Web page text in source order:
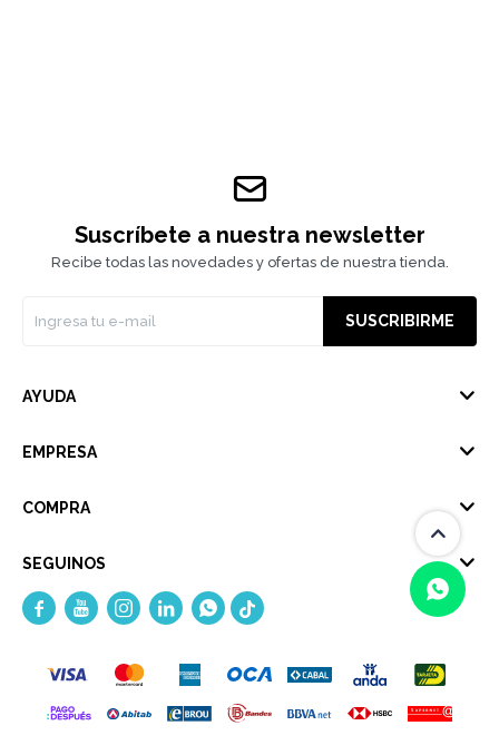
Suscríbete a nuestra newsletter
Recibe todas las novedades y ofertas de nuestra tienda.
SUSCRIBIRME
AYUDA
EMPRESA
COMPRA
SEGUINOS
    